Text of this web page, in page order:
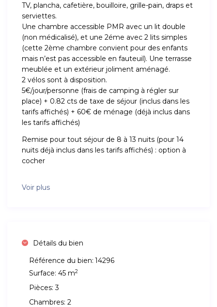
TV, plancha, cafetière, bouilloire, grille-pain, draps et
serviettes.
Une chambre accessible PMR avec un lit double
(non médicalisé), et une 2éme avec 2 lits simples
(cette 2ème chambre convient pour des enfants
mais n’est pas accessible en fauteuil). Une terrasse
meublée et un extérieur joliment aménagé.
2 vélos sont à disposition.
5€/jour/personne (frais de camping à régler sur
place) + 0.82 cts de taxe de séjour (inclus dans les
tarifs affichés) + 60€ de ménage (déjà inclus dans
les tarifs affichés)
Remise pour tout séjour de 8 à 13 nuits (pour 14
nuits déjà inclus dans les tarifs affichés) : option à
cocher
Voir plus
Détails du bien
Référence du bien: 14296
Surface: 45 m2
Pièces: 3
Chambres: 2